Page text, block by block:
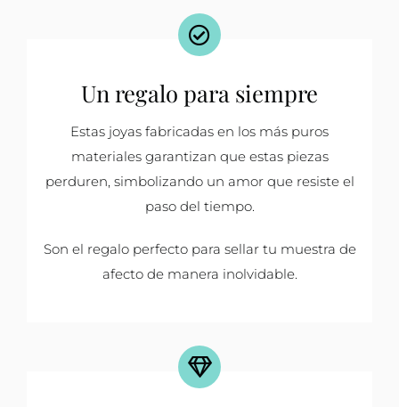
Un regalo para siempre
Estas joyas fabricadas en los más puros
materiales garantizan que estas piezas
perduren, simbolizando un amor que resiste el
paso del tiempo.
Son el regalo perfecto para sellar tu muestra de
afecto de manera inolvidable.